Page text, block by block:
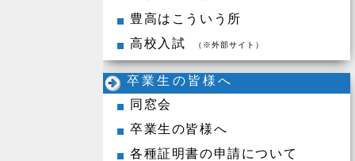
豊高はこういう所
高校入試
（※外部サイト）
卒業生の皆様へ
同窓会
卒業生の皆様へ
各種証明書の申請について